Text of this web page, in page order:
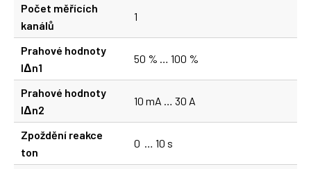
Počet měřících
kanálů
1
Prahové hodnoty
lΔn1
50 % … 100 %
Prahové hodnoty
lΔn2
10 mA … 30 A
Zpoždění reakce
ton
0 … 10 s